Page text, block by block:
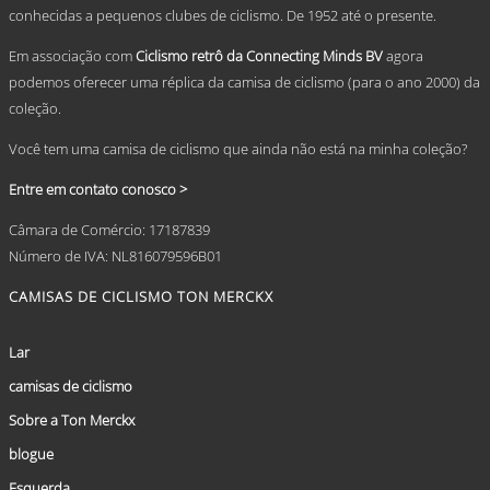
product
conhecidas a pequenos clubes de ciclismo. De 1952 até o presente.
Em associação comCiclismo retrô da Connecting Minds BVagora
podemos oferecer uma réplica da camisa de ciclismo (para o ano 2000) da
coleção.
Você tem uma camisa de ciclismo que ainda não está na minha coleção?
Entre em contato conosco >
Câmara de Comércio: 17187839
Número de IVA: NL816079596B01
CAMISAS DE CICLISMO TON MERCKX
Lar
camisas de ciclismo
Sobre a Ton Merckx
blogue